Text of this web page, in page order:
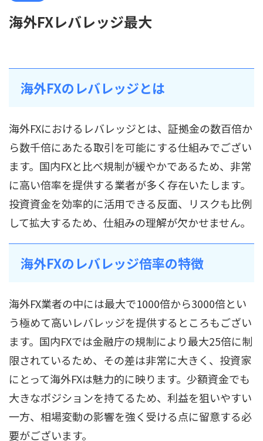
海外FXレバレッジ最大
海外FXのレバレッジとは
海外FXにおけるレバレッジとは、証拠金の数百倍か
ら数千倍にあたる取引を可能にする仕組みでござい
ます。国内FXと比べ規制が緩やかであるため、非常
に高い倍率を提供する業者が多く存在いたします。
投資資金を効率的に活用できる反面、リスクも比例
して拡大するため、仕組みの理解が欠かせません。
海外FXのレバレッジ倍率の特徴
海外FX業者の中には最大で1000倍から3000倍とい
う極めて高いレバレッジを提供するところもござい
ます。国内FXでは金融庁の規制により最大25倍に制
限されているため、その差は非常に大きく、投資家
にとって海外FXは魅力的に映ります。少額資金でも
大きなポジションを持てるため、利益を狙いやすい
一方、相場変動の影響を強く受ける点に留意する必
要がございます。